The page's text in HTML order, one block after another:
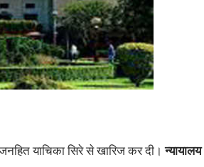
याचिका सिरे से खारिज कर दी। न्यायालय